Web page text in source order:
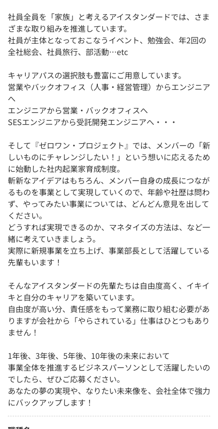
社員全員を「家族」と考えるアイスタンダードでは、さま
ざまな取り組みを推進しています。
社員が主体となっておこなうイベント、勉強会、年2回の
全社総会、社員旅行、部活動…etc
キャリアパスの選択肢も豊富にご用意しています。
営業やバックオフィス（人事・経営管理）からエンジニア
へ
エンジニアから営業・バックオフィスへ
SESエンジニアから受託開発エンジニアへ・・・
そして『ゼロワン・プロジェクト』では、メンバーの「新
しいものにチャレンジしたい！」という想いに応えるため
に始動した社内起業家育成制度。
斬新なアイデアはもちろん、メンバー自身の成長につなが
るものを事業として実現していくので、年齢や社歴は問わ
ず、やってみたい事業については、どんどん意見を出して
ください。
どうすれば実現できるのか、マネタイズの方法は、など一
緒に考えていきましょう。
実際に新規事業を立ち上げ、事業部長として活躍している
先輩もいます！
そんなアイスタンダードの先輩たちは自由度高く、イキイ
キと自分のキャリアを築いています。
自由度が高い分、責任感をもって業務に取り組む必要があ
りますが会社から「やらされている」仕事はひとつもあり
ません！
1年後、3年後、5年後、10年後の未来において
事業全体を推進するビジネスパーソンとして活躍したいの
でしたら、ぜひご応募ください。
あなたの夢の実現や、なりたい未来像を、会社全体で強力
にバックアップします！